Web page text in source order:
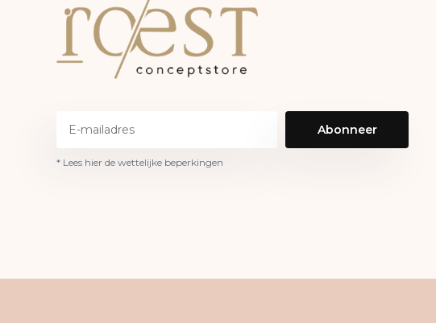
Abonneer
* Lees hier de wettelijke beperkingen